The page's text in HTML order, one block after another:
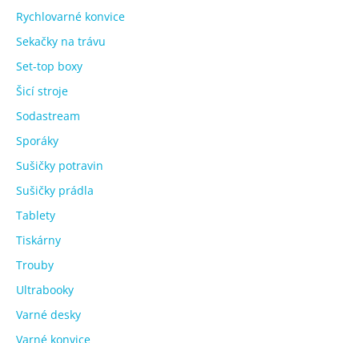
Rychlovarné konvice
Sekačky na trávu
Set-top boxy
Šicí stroje
Sodastream
Sporáky
Sušičky potravin
Sušičky prádla
Tablety
Tiskárny
Trouby
Ultrabooky
Varné desky
Varné konvice